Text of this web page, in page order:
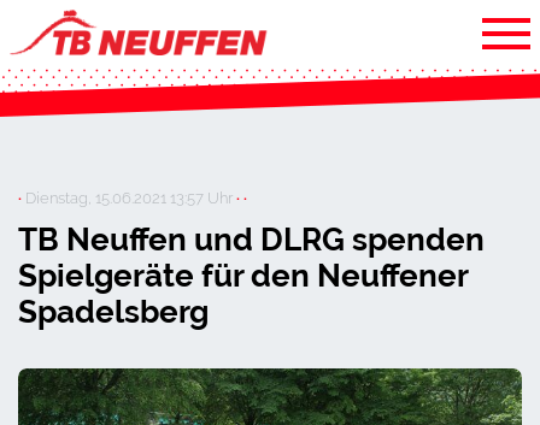
· Dienstag, 15.06.2021 13:57 Uhr· ·
TB Neuffen und DLRG spenden
Spielgeräte für den Neuffener
Spadelsberg